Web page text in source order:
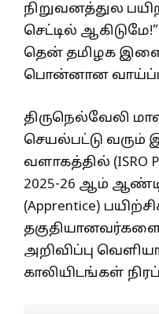
நிறுவனத்துல
செட்டில்
தென் தமிழக
பொன்னான வாய்ப்பு
திருநெல்வேலி
செயல்பட்டு
வளாகத்தில் (ISRO
2025-26 ஆம்
(Apprentice)
அறிவிப்பு
காலியிடங்கள்